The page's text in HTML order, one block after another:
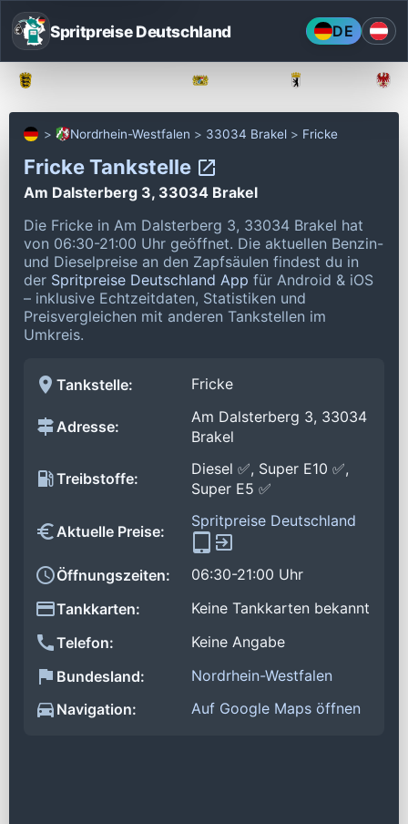
Spritpreise Deutschland DE
Nordrhein-Westfalen 33034 Brakel Fricke
Fricke Tankstelle
Am Dalsterberg 3, 33034 Brakel
Die Fricke in Am Dalsterberg 3, 33034 Brakel hat
von 06:30-21:00 Uhr geöffnet. Die aktuellen Benzin-
und Dieselpreise an den Zapfsäulen findest du in
der Spritpreise Deutschland App für Android & iOS
– inklusive Echtzeitdaten, Statistiken und
Preisvergleichen mit anderen Tankstellen im
Umkreis.
Tankstelle: Fricke
Adresse:
Am Dalsterberg 3, 33034
Brakel
Treibstoffe:
Diesel ✅, Super E10 ✅,
Super E5 ✅
Aktuelle Preise:
Spritpreise Deutschland
Öffnungszeiten:
06:30-21:00 Uhr
Tankkarten:
Keine Tankkarten bekannt
Telefon:
Keine Angabe
Bundesland:
Nordrhein-Westfalen
Navigation:
Auf Google Maps öffnen